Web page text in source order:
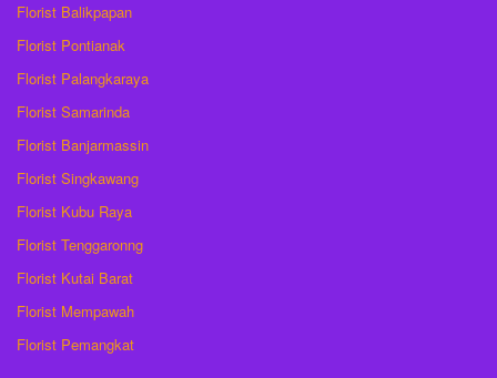
Florist Balikpapan
Florist Pontianak
Florist Palangkaraya
Florist Samarinda
Florist Banjarmassin
Florist Singkawang
Florist Kubu Raya
Florist Tenggaronng
Florist Kutai Barat
Florist Mempawah
Florist Pemangkat